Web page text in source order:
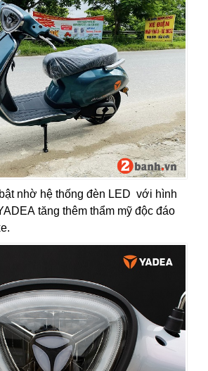
nhờ hệ thống đèn LED với hình
tăng thêm thẩm mỹ độc đáo